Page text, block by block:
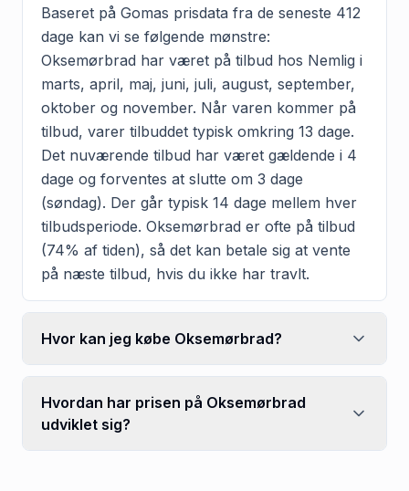
Baseret på Gomas prisdata fra de seneste 412
dage kan vi se følgende mønstre:
Oksemørbrad har været på tilbud hos Nemlig i
marts, april, maj, juni, juli, august, september,
oktober og november. Når varen kommer på
tilbud, varer tilbuddet typisk omkring 13 dage.
Det nuværende tilbud har været gældende i 4
dage og forventes at slutte om 3 dage
(søndag). Der går typisk 14 dage mellem hver
tilbudsperiode. Oksemørbrad er ofte på tilbud
(74% af tiden), så det kan betale sig at vente
på næste tilbud, hvis du ikke har travlt.
Hvor kan jeg købe Oksemørbrad?
Hvordan har prisen på Oksemørbrad
udviklet sig?